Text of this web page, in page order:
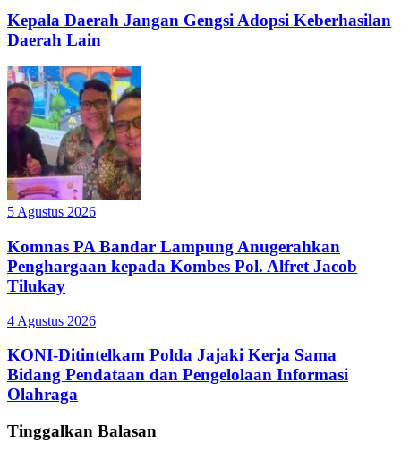
Kepala Daerah Jangan Gengsi Adopsi Keberhasilan
Daerah Lain
5 Agustus 2026
Komnas PA Bandar Lampung Anugerahkan
Penghargaan kepada Kombes Pol. Alfret Jacob
Tilukay
4 Agustus 2026
KONI-Ditintelkam Polda Jajaki Kerja Sama
Bidang Pendataan dan Pengelolaan Informasi
Olahraga
Tinggalkan Balasan